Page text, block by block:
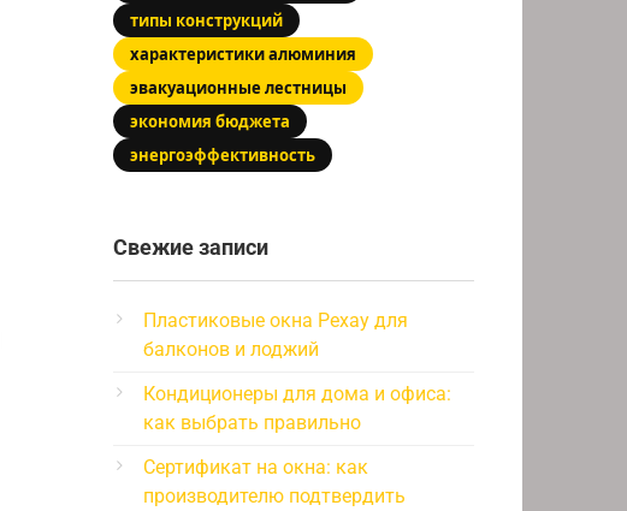
типы конструкций
характеристики алюминия
эвакуационные лестницы
экономия бюджета
энергоэффективность
Свежие записи
Пластиковые окна Рехау для
балконов и лоджий
Кондиционеры для дома и офиса:
как выбрать правильно
Сертификат на окна: как
производителю подтвердить